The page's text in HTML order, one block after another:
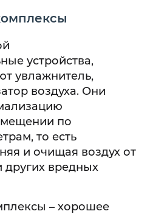
устройства,
увлажнитель,
воздуха. Они
по
то есть
и очищая воздух от
других вредных
– хорошее